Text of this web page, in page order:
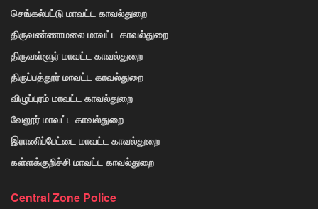
செங்கல்பட்டு மாவட்ட காவல்துறை
திருவண்ணாமலை மாவட்ட காவல்துறை
திருவள்ளூர் மாவட்ட காவல்துறை
திருப்பத்தூர் மாவட்ட காவல்துறை
விழுப்புரம் மாவட்ட காவல்துறை
வேலூர் மாவட்ட காவல்துறை
இராணிப்பேட்டை மாவட்ட காவல்துறை
கள்ளக்குறிச்சி மாவட்ட காவல்துறை
Central Zone Police